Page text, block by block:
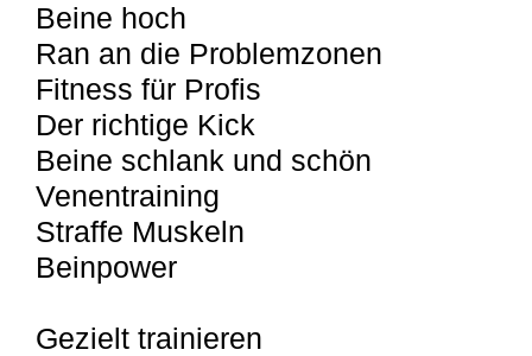
Beine hoch
Ran an die Problemzonen
Fitness für Profis
Der richtige Kick
Beine schlank und schön
Venentraining
Straffe Muskeln
Beinpower
Gezielt trainieren